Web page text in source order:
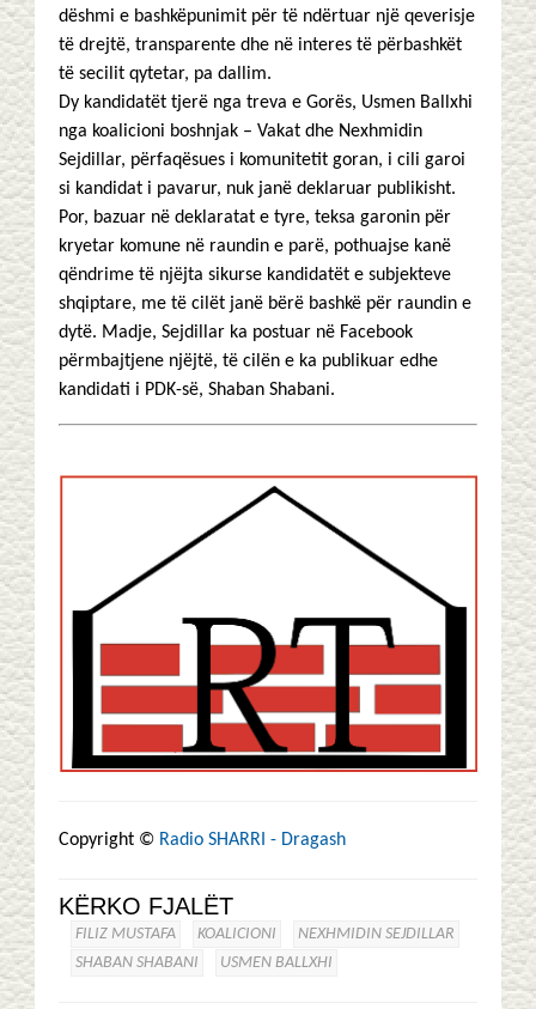
dëshmi e bashkëpunimit për të ndërtuar një qeverisje
të drejtë, transparente dhe në interes të përbashkët
të secilit qytetar, pa dallim.
Dy kandidatët tjerë nga treva e Gorës, Usmen Ballxhi
nga koalicioni boshnjak – Vakat dhe Nexhmidin
Sejdillar, përfaqësues i komunitetit goran, i cili garoi
si kandidat i pavarur, nuk janë deklaruar publikisht.
Por, bazuar në deklaratat e tyre, teksa garonin për
kryetar komune në raundin e parë, pothuajse kanë
qëndrime të njëjta sikurse kandidatët e subjekteve
shqiptare, me të cilët janë bërë bashkë për raundin e
dytë. Madje, Sejdillar ka postuar në Facebook
përmbajtjene njëjtë, të cilën e ka publikuar edhe
kandidati i PDK-së, Shaban Shabani.
Copyright © Radio SHARRI - Dragash
KËRKO FJALËT
FILIZ MUSTAFA KOALICIONI
NEXHMIDIN SEJDILLAR
SHABAN SHABANI
USMEN BALLXHI